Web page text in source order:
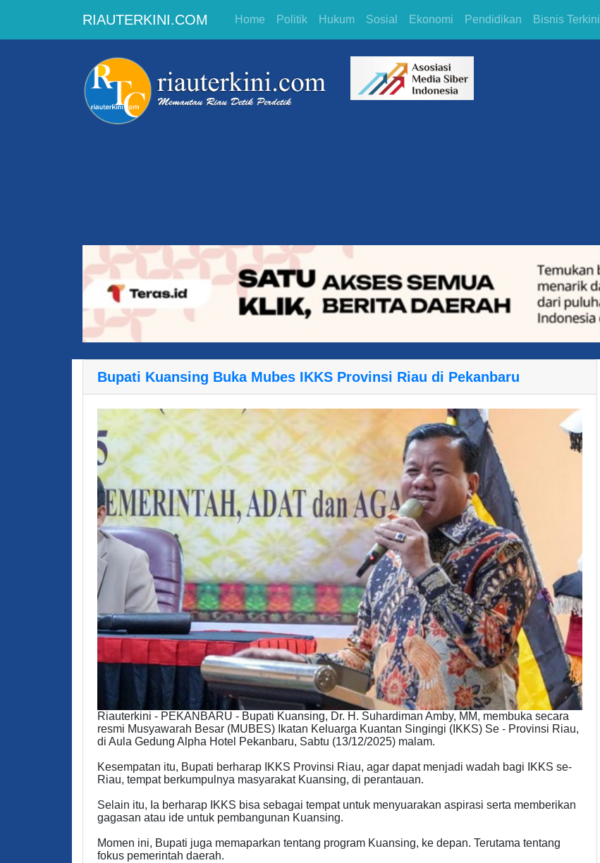
RIAUTERKINI.COM Home Politik Hukum Sosial Ekonomi Pendidikan Bisnis Terkini
Bupati Kuansing Buka Mubes IKKS Provinsi Riau di Pekanbaru
Riauterkini - PEKANBARU - Bupati Kuansing, Dr. H. Suhardiman Amby, MM, membuka secara
resmi Musyawarah Besar (MUBES) Ikatan Keluarga Kuantan Singingi (IKKS) Se - Provinsi Riau,
di Aula Gedung Alpha Hotel Pekanbaru, Sabtu (13/12/2025) malam.
Kesempatan itu, Bupati berharap IKKS Provinsi Riau, agar dapat menjadi wadah bagi IKKS se-
Riau, tempat berkumpulnya masyarakat Kuansing, di perantauan.
Selain itu, Ia berharap IKKS bisa sebagai tempat untuk menyuarakan aspirasi serta memberikan
gagasan atau ide untuk pembangunan Kuansing.
Momen ini, Bupati juga memaparkan tentang program Kuansing, ke depan. Terutama tentang
fokus pemerintah daerah.